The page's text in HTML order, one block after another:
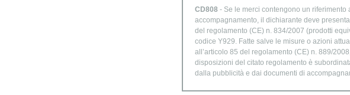
CD808 - Se le merci contengono un
accompagnamento, il dichiarante deve
del regolamento (CE) n. 834/2007 (prodotti
codice Y929. Fatte salve le misure o azioni
all’articolo 85 del regolamento (CE) n. 889/
disposizioni del citato regolamento è
dalla pubblicità e dai documenti di